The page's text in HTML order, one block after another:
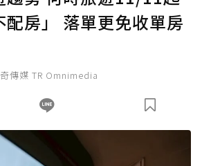
房」 落單更免收單房
傳媒 TR Omnimedia